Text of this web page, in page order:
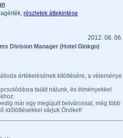
részletek áttekintése
2012. 08. 06.
Division Manager (Hotel Ginkgo)
értékelésének kitöltésére, a véleménye
talált nálunk, és élményekkel
már egy megújult belvárossal, még több
időtöltésekkel várjuk Önöket!